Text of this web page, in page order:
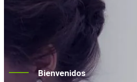
Bienvenidos